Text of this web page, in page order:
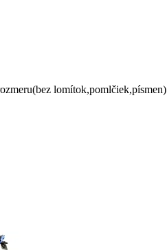
lomítok,pomlčiek,písmen)